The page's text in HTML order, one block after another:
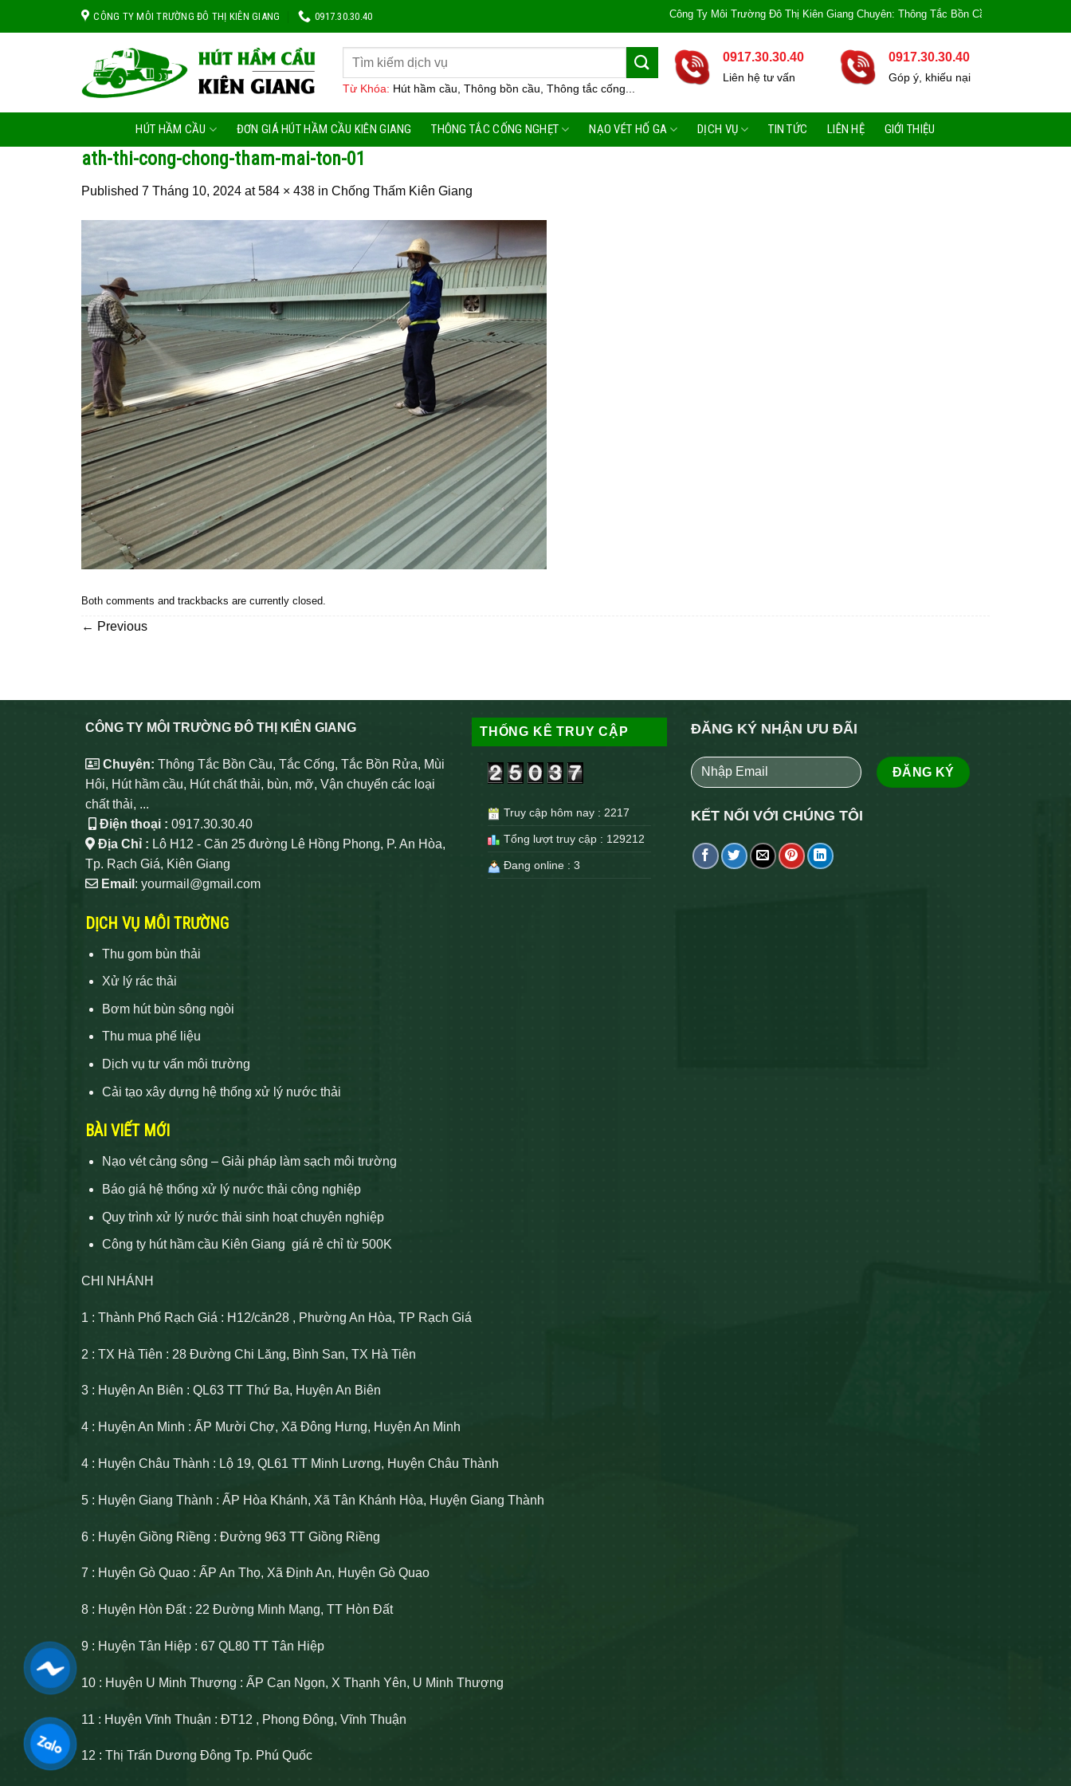
CÔNG TY MÔI TRƯỜNG ĐÔ THỊ KIÊN GIANG 0917.30.30.40 Công Ty Môi Trường Đô Thị Kiên Giang Chuyên: Thông Tắc Bồn Cầu, Tắc Cống, Tắc Bồn
Từ Khóa: Hút hầm cầu, Thông bồn cầu, Thông tắc cống...
0917.30.30.40
Liên hệ tư vấn
0917.30.30.40
Góp ý, khiếu nại
HÚT HẦM CẦU ĐƠN GIÁ HÚT HẦM CẦU KIÊN GIANG THÔNG TẮC CỐNG NGHẸT NẠO VÉT HỐ GA DỊCH VỤ TIN TỨC LIÊN HỆ GIỚI THIỆU
ath-thi-cong-chong-tham-mai-ton-01
Published 7 Tháng 10, 2024 at584 × 438 in Chống Thấm Kiên Giang
Both comments and trackbacks are currently closed.
← Previous
CÔNG TY MÔI TRƯỜNG ĐÔ THỊ KIÊN GIANG
Chuyên: Thông Tắc Bồn Cầu, Tắc Cống, Tắc Bồn Rửa, Mùi
Hôi, Hút hầm cầu, Hút chất thải, bùn, mỡ, Vận chuyển các loại
chất thải, ...
Điện thoại : 0917.30.30.40
Địa Chỉ : Lô H12 - Căn 25 đường Lê Hồng Phong, P. An Hòa,
Tp. Rạch Giá, Kiên Giang
Email : yourmail@gmail.com
DỊCH VỤ MÔI TRƯỜNG
Thu gom bùn thải
Xử lý rác thải
Bơm hút bùn sông ngòi
Thu mua phế liệu
Dịch vụ tư vấn môi trường
Cải tạo xây dựng hệ thống xử lý nước thải
BÀI VIẾT MỚI
Nạo vét cảng sông – Giải pháp làm sạch môi trường
Báo giá hệ thống xử lý nước thải công nghiệp
Quy trình xử lý nước thải sinh hoạt chuyên nghiệp
Công ty hút hầm cầu Kiên Giang giá rẻ chỉ từ 500K
THỐNG KÊ TRUY CẬP
Truy cập hôm nay : 2217
Tổng lượt truy cập : 129212
Đang online : 3
ĐĂNG KÝ NHẬN ƯU ĐÃI
KẾT NỐI VỚI CHÚNG TÔI
CHI NHÁNH
1 : Thành Phố Rạch Giá : H12/căn28 , Phường An Hòa, TP Rạch Giá
2 : TX Hà Tiên : 28 Đường Chi Lăng, Bình San, TX Hà Tiên
3 : Huyện An Biên : QL63 TT Thứ Ba, Huyện An Biên
4 : Huyện An Minh : ẤP Mười Chợ, Xã Đông Hưng, Huyện An Minh
4 : Huyện Châu Thành : Lộ 19, QL61 TT Minh Lương, Huyện Châu Thành
5 : Huyện Giang Thành : ẤP Hòa Khánh, Xã Tân Khánh Hòa, Huyện Giang Thành
6 : Huyện Giồng Riềng : Đường 963 TT Giồng Riềng
7 : Huyện Gò Quao : ẤP An Thọ, Xã Định An, Huyện Gò Quao
8 : Huyện Hòn Đất : 22 Đường Minh Mạng, TT Hòn Đất
9 : Huyện Tân Hiệp : 67 QL80 TT Tân Hiệp
10 : Huyện U Minh Thượng : ẤP Cạn Ngọn, X Thạnh Yên, U Minh Thượng
11 : Huyện Vĩnh Thuận : ĐT12 , Phong Đông, Vĩnh Thuận
12 : Thị Trấn Dương Đông Tp. Phú Quốc